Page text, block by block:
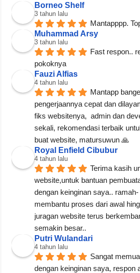
Borneo Shelf
3 tahun lalu
Mantapppp.
Muhammad Arsy
3 tahun lalu
Fast respon..
pokoknya
Fauzi Alfias
4 tahun lalu
Mantapp
pengerjaannya cepat dan
fiks websitenya,  admin dan
sekali, rekomendasi terbaik
buat website, matursuwun 🙏
Royal Enfield Cibubur
4 tahun lalu
Terima kasih
website,untuk bantuan
dengan keinginan saya..
membantu proses dari awal
juragan website terus
semakin besar..
Putri Wulandari
4 tahun lalu
Sangat
dengan keinginan saya, respon